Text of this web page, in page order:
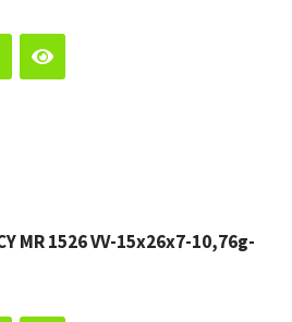
MR 1526 VV-15x26x7-10,76g-